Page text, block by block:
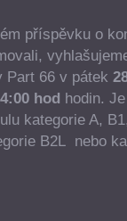
příspěvku o
Part 66 v pátek
hod hodin.
kategorie A,
B2L nebo